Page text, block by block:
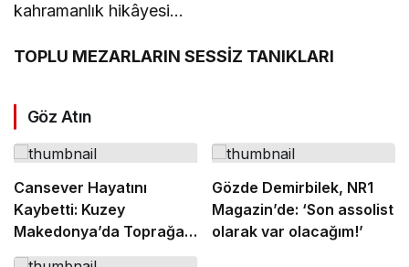
kahramanlık hikâyesi…
TOPLU MEZARLARIN SESSİZ TANIKLARI
Göz Atın
Cansever Hayatını
Kaybetti: Kuzey
Makedonya’da Toprağa
Verilecek
Gözde Demirbilek, NR1
Magazin’de: ‘Son assolist
olarak var olacağım!’